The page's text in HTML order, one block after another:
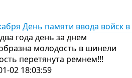
День памяти ввода войск
года день за днем
молодость в шинели
перетянута ремнем!!!
02 18:03:59